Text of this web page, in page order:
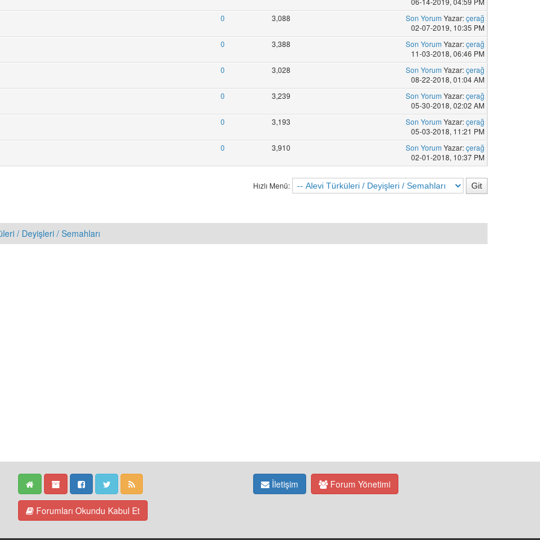
0 3,088 Son Yorum Yazar:çerağ
02-07-2019, 10:35 PM
0 3,388 Son Yorum Yazar:çerağ
11-03-2018, 06:46 PM
0 3,028 Son Yorum Yazar:çerağ
08-22-2018, 01:04 AM
0 3,239 Son Yorum Yazar:çerağ
05-30-2018, 02:02 AM
0 3,193 Son Yorum Yazar:çerağ
05-03-2018, 11:21 PM
0 3,910 Son Yorum Yazar:çerağ
02-01-2018, 10:37 PM
Hızlı Menü:
/ Deyişleri / Semahları
Forumları Okundu Kabul Et
İletişim Forum Yönetimi